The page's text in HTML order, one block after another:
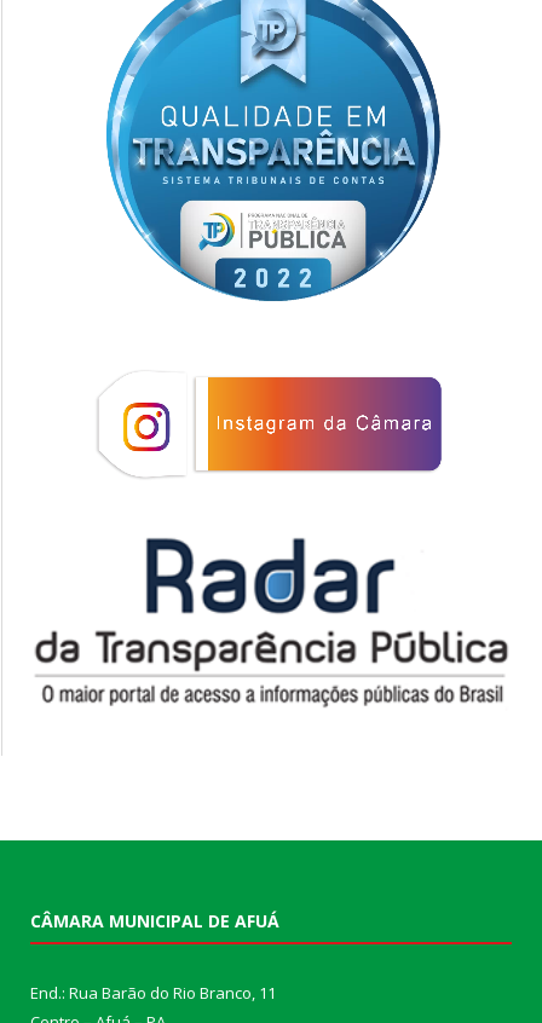
CÂMARA MUNICIPAL DE AFUÁ
End.: Rua Barão do Rio Branco, 11